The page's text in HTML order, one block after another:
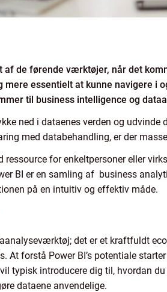
de førende værktøjer, når det
mere essentielt at kunne navigere
til business intelligence og
ned i dataenes verden og
med databehandling, er der
ressource for enkeltpersoner eller
BI er en samling af business
på en intuitiv og effektiv måde.
det er et kraftfuldt
At forstå Power BI’s potentiale
typisk introducere dig til, hvordan
dataene anvendelige.